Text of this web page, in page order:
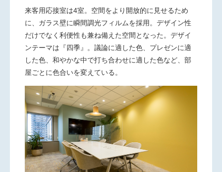
来客用応接室は4室。空間をより開放的に見せるため
に、ガラス壁に瞬間調光フィルムを採用。デザイン性
だけでなく利便性も兼ね備えた空間となった。デザイ
ンテーマは『四季』。議論に適した色、プレゼンに適
した色、和やかな中で打ち合わせに適した色など、部
屋ごとに色合いを変えている。